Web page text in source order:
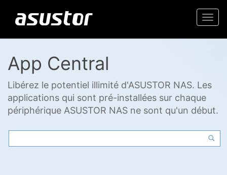
App Central
Libérez le potentiel illimité d'ASUSTOR NAS. Les
applications qui sont pré-installées sur chaque
périphérique ASUSTOR NAS ne sont qu'un début.